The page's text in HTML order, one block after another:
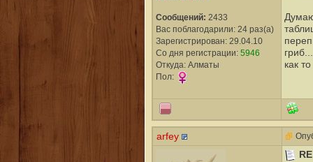
Сообщений: 2433
Вас поблагодарили: 24 раз(а)
Зарегистрирован: 29.04.10
Со дня регистрации: 5946
Откуда: Алматы
Пол:
гриб...
как
arfey